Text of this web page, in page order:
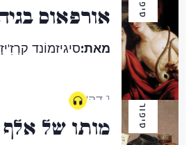
סיפור אורפאוס
מאת:סיגיזמוֹנד
1 דק'
סיפור מותו של אֶלְף